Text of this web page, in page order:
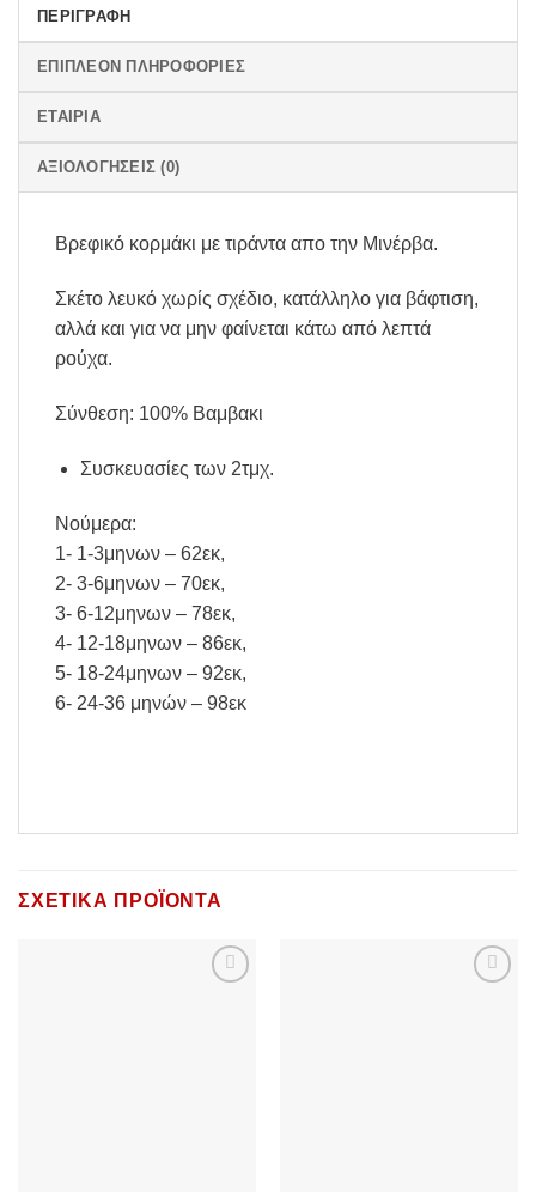
ΠΕΡΙΓΡΑΦΉ
ΕΠΙΠΛΈΟΝ ΠΛΗΡΟΦΟΡΊΕΣ
ΕΤΑΙΡΊΑ
ΑΞΙΟΛΟΓΉΣΕΙΣ (0)
Βρεφικό κορμάκι με τιράντα απο την Μινέρβα.
Σκέτο λευκό χωρίς σχέδιο, κατάλληλο για βάφτιση,
αλλά και για να μην φαίνεται κάτω από λεπτά
ρούχα.
Σύνθεση: 100% Βαμβακι
Συσκευασίες των 2τμχ.
Νούμερα:
1- 1-3μηνων – 62εκ,
2- 3-6μηνων – 70εκ,
3- 6-12μηνων – 78εκ,
4- 12-18μηνων – 86εκ,
5- 18-24μηνων – 92εκ,
6- 24-36 μηνών – 98εκ
ΣΧΕΤΙΚΆ ΠΡΟΪΌΝΤΑ